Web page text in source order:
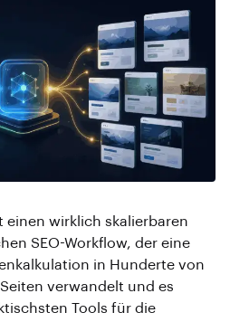
einen wirklich skalierbaren
SEO-Workflow, der eine
in Hunderte von
verwandelt und es
Tools für die